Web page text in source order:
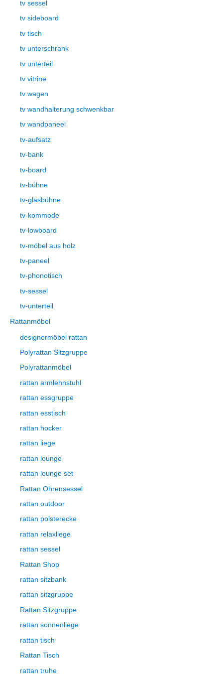
tv sessel
tv sideboard
tv tisch
tv unterschrank
tv unterteil
tv vitrine
tv wagen
tv wandhalterung schwenkbar
tv wandpaneel
tv-aufsatz
tv-bank
tv-board
tv-bühne
tv-glasbühne
tv-kommode
tv-lowboard
tv-möbel aus holz
tv-paneel
tv-phonotisch
tv-sessel
tv-unterteil
Rattanmöbel
designermöbel rattan
Polyrattan Sitzgruppe
Polyrattanmöbel
rattan armlehnstuhl
rattan essgruppe
rattan esstisch
rattan hocker
rattan liege
rattan lounge
rattan lounge set
Rattan Ohrensessel
rattan outdoor
rattan polsterecke
rattan relaxliege
rattan sessel
Rattan Shop
rattan sitzbank
rattan sitzgruppe
Rattan Sitzgruppe
rattan sonnenliege
rattan tisch
Rattan Tisch
rattan truhe